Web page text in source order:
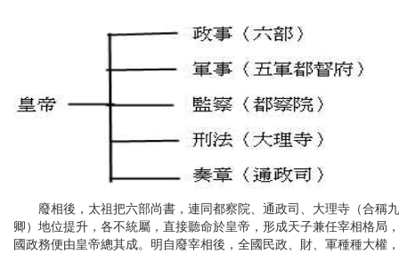
廢相後，太祖把六部尚書，連同都察院、通政司、大理寺（合稱九
卿）地位提升，各不統屬，直接聽命於皇帝，形成天子兼任宰相格局
國政務便由皇帝總其成。明自廢宰相後，全國民政、財、軍種種大權